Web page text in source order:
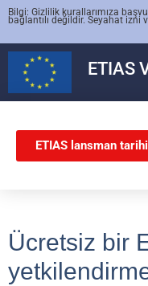
Bilgi: Gizlilik kurallarımıza
bağlantılı değildir. Seyahat izni
ETIAS
ETIAS lansman tarihi
Ücretsiz bir